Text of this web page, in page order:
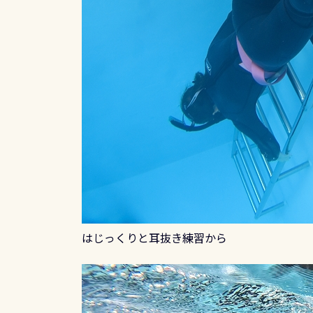
はじっくりと耳抜き練習から